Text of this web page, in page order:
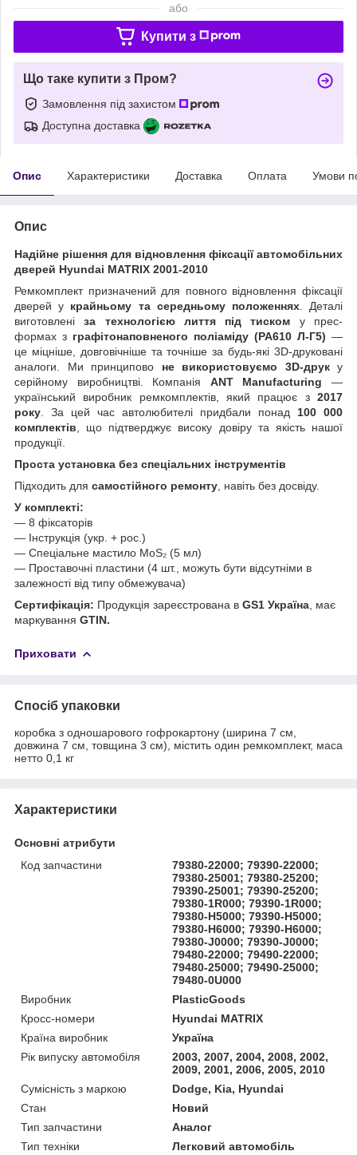
або
Купити з
Що таке купити з Пром?
Замовлення під захистом
Доступна доставка
Опис Характеристики Доставка Оплата Умови
Опис
Надійне рішення для відновлення фіксації автомобільних
дверей Hyundai MATRIX 2001-2010
Ремкомплект призначений для повного відновлення фіксації
дверей у крайньому та середньому положеннях. Деталі
виготовленіза технологією лиття під тиском у прес-
формах з графітонаповненого поліаміду (PA610 Л-Г5) —
це міцніше, довговічніше та точніше за будь-які 3D-друковані
аналоги. Ми принципово не використовуємо 3D-друку
серійному виробництві. Компанія ANT Manufacturing —
український виробник ремкомплектів, який працює з 2017
року . За цей час автолюбителі придбали понад 100 000
комплектів , що підтверджує високу довіру та якість нашої
продукції.
Проста установка без спеціальних інструментів
Підходить для самостійного ремонту , навіть без досвіду.
У комплекті:
— 8 фіксаторів
— Інструкція (укр. + рос.)
— Спеціальне мастило MoS₂ (5 мл)
— Проставочні пластини (4 шт., можуть бути відсутніми в
залежності від типу обмежувача)
Сертифікація: Продукція зареєстрована в GS1 Україна , має
маркування GTIN.
Приховати
Спосіб упаковки
коробка з одношарового гофрокартону (ширина 7 см,
довжина 7 см, товщина 3 см), містить один ремкомплект, маса
нетто 0,1 кг
Характеристики
Основні атрибути
Код запчастини
79380-22000; 79390-22000;
79380-25001; 79380-25200;
79390-25001; 79390-25200;
79380-1R000; 79390-1R000;
79380-H5000; 79390-H5000;
79380-H6000; 79390-H6000;
79380-J0000; 79390-J0000;
79480-22000; 79490-22000;
79480-25000; 79490-25000;
79480-0U000
Виробник
PlasticGoods
Кросс-номери
Hyundai MATRIX
Країна виробник
Україна
Рік випуску автомобіля
2003, 2007, 2004, 2008, 2002,
2009, 2001, 2006, 2005, 2010
Сумісність з маркою
Dodge, Kia, Hyundai
Стан
Новий
Тип запчастини
Аналог
Тип техніки
Легковий автомобіль